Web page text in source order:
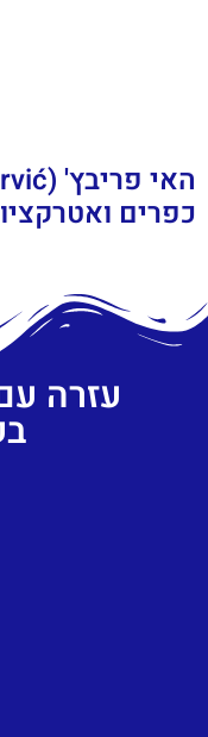
כפרים
עזרה